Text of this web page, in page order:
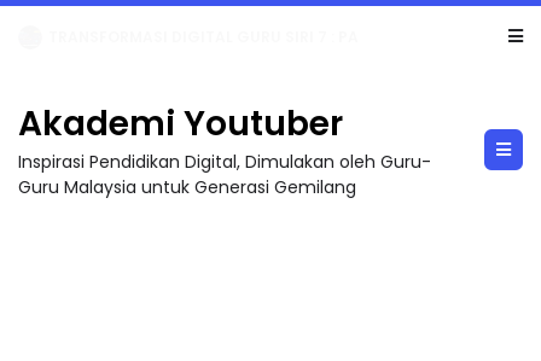
Akademi Youtuber
Inspirasi Pendidikan Digital, Dimulakan oleh Guru-
Guru Malaysia untuk Generasi Gemilang